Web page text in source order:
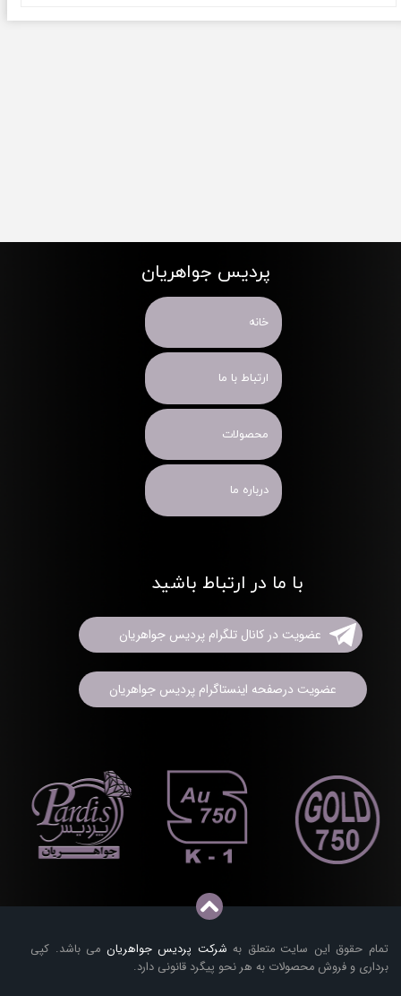
تمام حقوق این سایت متعلق به شرکت پردیس جواهریان می باشد. کپی
برداری و فروش محصولات به هر نحو پیگرد قانونی دارد.
پردیس جواهریان
خانه
ارتباط با ما
محصولات
درباره ما
با ما در ارتباط باشید
عضویت در کانال تلگرام پردیس جواهریان
عضویت درصفحه اینستاگرام پردیس جواهریان